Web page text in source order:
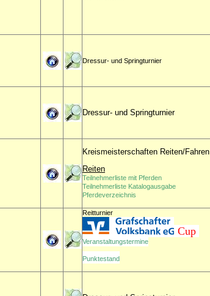
Dressur- und Springturnier
Dressur- und Springturnier
Kreismeisterschaften Reiten/Fahren
Reiten
Teilnehmerliste mit Pferden
Teilnehmerliste Katalogausgabe
Pferdeverzeichnis
Reitturnier
Cup
Veranstaltungstermine
Punktestand